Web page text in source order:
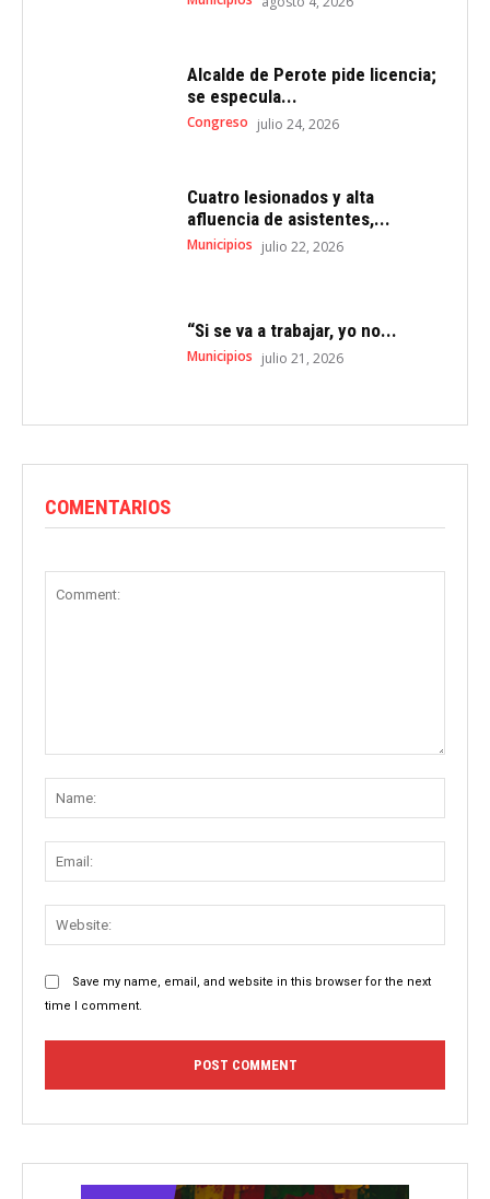
Alcalde de Perote pide licencia;
se especula...
Congreso julio 24, 2026
Cuatro lesionados y alta
afluencia de asistentes,...
Municipios julio 22, 2026
“Si se va a trabajar, yo no...
Municipios julio 21, 2026
COMENTARIOS
Save my name, email, and website in this browser for the next
time I comment.